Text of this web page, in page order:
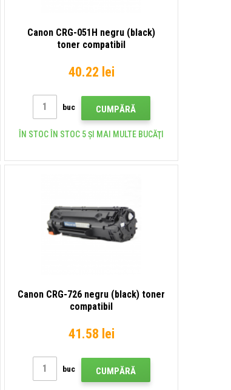
Canon CRG-051H negru (black)
toner compatibil
40.22 lei
buc CUMPĂRĂ
ÎN STOC ÎN STOC 5 ȘI MAI MULTE BUCĂŢI
Canon CRG-726 negru (black) toner
compatibil
41.58 lei
buc CUMPĂRĂ